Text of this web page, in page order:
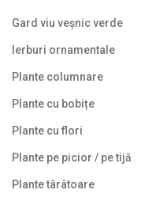
Gard viu veșnic verde
Ierburi ornamentale
Plante columnare
Plante cu bobițe
Plante cu flori
Plante pe picior / pe tijă
Plante târâtoare